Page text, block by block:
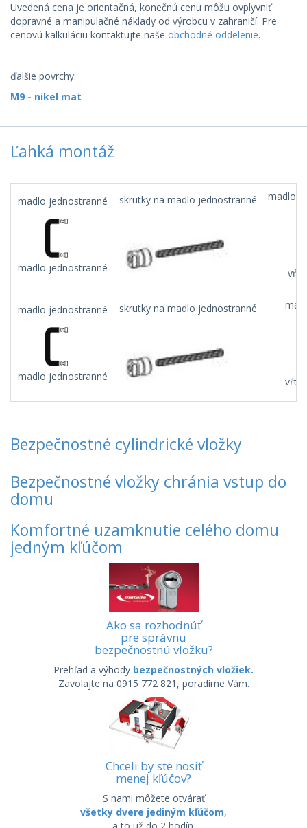
Uvedená cena je orientačná, konečnú cenu môžu ovplyvniť
dopravné a manipulačné náklady od výrobcu v zahraničí. Pre
cenovú kalkuláciu kontaktujte naše obchodné oddelenie.
ďalšie povrchy:
M9 - nikel mat
Ľahká montáž
madlo jednostranné
madlo jednostranné
skrutky na madlo jednostranné madlo
madlo jednostranné
madlo jednostranné
skrutky na madlo jednostranné
Bezpečnostné cylindrické vložky
Bezpečnostné vložky chránia vstup do
domu
Komfortné uzamknutie celého domu
jedným kľúčom
Ako sa rozhodnúť
pre správnu
bezpečnostnú vložku?
Prehľad a výhody bezpečnostných vložiek.
Zavolajte na 0915 772 821, poradíme Vám.
Chceli by ste nosiť
menej kľúčov?
S nami môžete otvárať
všetky dvere jediným kľúčom,